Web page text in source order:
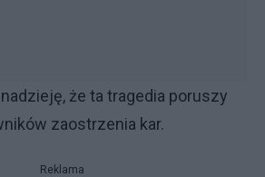
że ta tragedia poruszy
zaostrzenia kar.
Reklama